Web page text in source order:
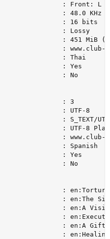
: Front: L C
: 48.0 KHz
: 16 bits
: Lossy
: 451 MiB
: www.club-
: Thai
: Yes
: No
: 3
: UTF-8
: S_TEXT/
: UTF-8
: www.club-
: Spanish
: Yes
: No
: en:Torture
: en:The
: en:A
:
: en:A Gift
: en:Healing